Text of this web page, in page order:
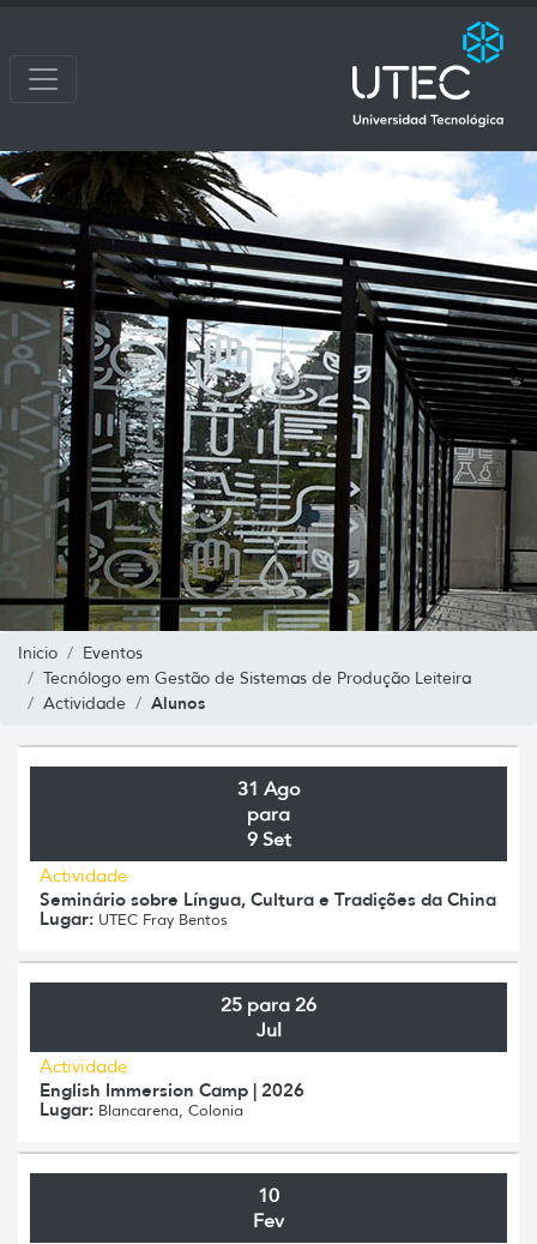
Inicio
Eventos
Tecnólogo em Gestão de Sistemas de Produção Leiteira
Actividade
Alunos
31 Ago
para
9 Set
Actividade
Seminário sobre Língua, Cultura e Tradições da China
Lugar: UTEC Fray Bentos
25 para 26
Jul
Actividade
English Immersion Camp | 2026
Lugar: Blancarena, Colonia
10
Fev